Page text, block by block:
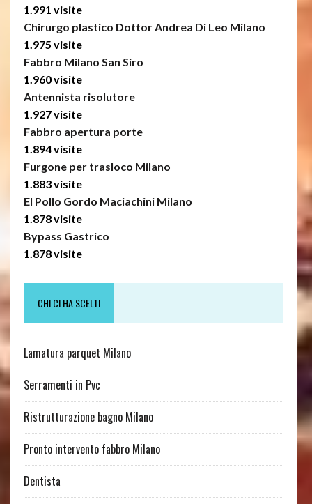
1.991 visite
Chirurgo plastico Dottor Andrea Di Leo Milano
1.975 visite
Fabbro Milano San Siro
1.960 visite
Antennista risolutore
1.927 visite
Fabbro apertura porte
1.894 visite
Furgone per trasloco Milano
1.883 visite
El Pollo Gordo Maciachini Milano
1.878 visite
Bypass Gastrico
1.878 visite
CHI CI HA SCELTI
Lamatura parquet Milano
Serramenti in Pvc
Ristrutturazione bagno Milano
Pronto intervento fabbro Milano
Dentista